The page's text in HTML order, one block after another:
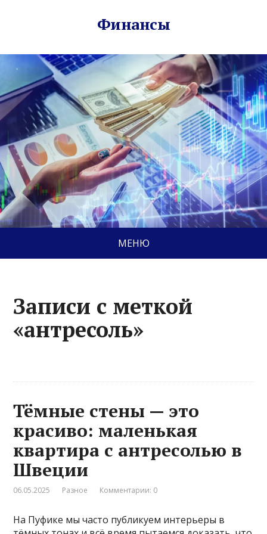
Финансы
МЕНЮ
Записи с меткой
«антресоль»
Тёмные стены — это
красиво: маленькая
квартира с антресолью в
Швеции
06.05.2025 Разное Комментарии: 0
На Пуфике мы часто публикуем интерьеры в